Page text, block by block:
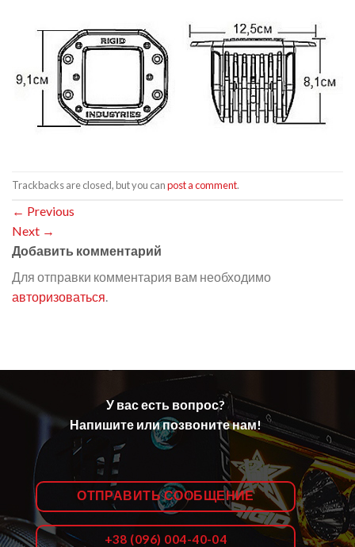
Trackbacks are closed, but you canpost a comment.
← Previous
Next →
Добавить комментарий
Для отправки комментария вам необходимо
авторизоваться
У вас есть вопрос?
Напишите или позвоните нам!
ОТПРАВИТЬ СООБЩЕНИЕ
+38 (096) 004-40-04